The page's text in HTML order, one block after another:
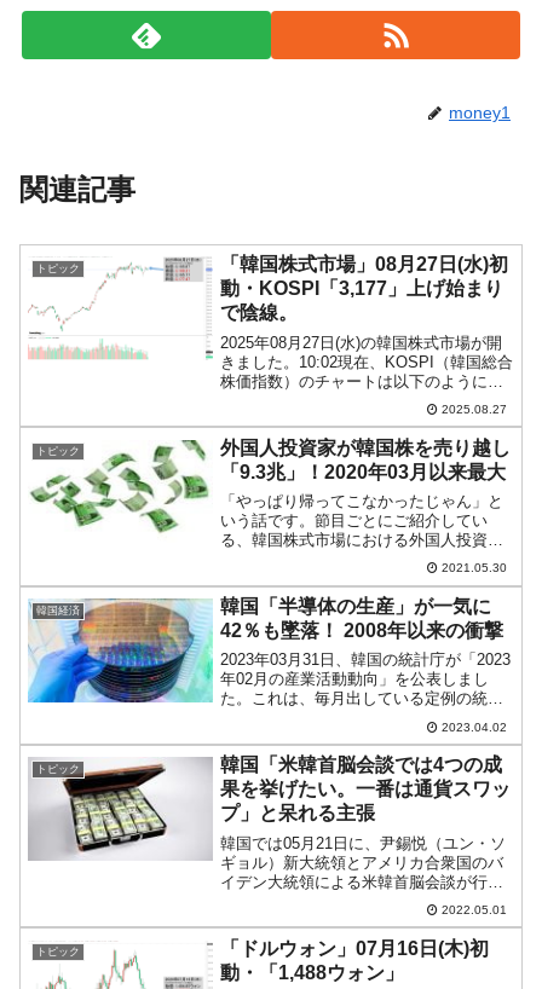
money1
関連記事
トピック
「韓国株式市場」08月27日(水)初
動・KOSPI「3,177」上げ始まり
で陰線。
2025年08月27日(水)の韓国株式市場が開
きました。10:02現在、KOSPI（韓国総合
株価指数）のチャートは以下のようにな
『Investing.com』より引用）。投資家別
売買動向は以下です。⇒データ引用元：
『f...
2025.08.27
トピック
外国人投資家が韓国株を売り越し
「9.3兆」！2020年03月以来最大
「やっぱり帰ってこなかったじゃん」と
いう話です。節目ごとにご紹介してい
る、韓国株式市場における外国人投資家
の売買動向です。韓国の取引所の集計に
よれば、2021年05月01～30日の段階で、
外国人投資家は「9兆372億ウォン」（約
8,947億...
2021.05.30
韓国経済
韓国「半導体の生産」が一気に
42％も墜落！ 2008年以来の衝撃
2023年03月31日、韓国の統計庁が「2023
年02月の産業活動動向」を公表しまし
た。これは、毎月出している定例の統計
資料ですが、今回は見逃せないデータが
あります。⇒参照・引用元：『韓国 統計
庁』公式サイト「2023年02月の産業活動
動向...
2023.04.02
トピック
韓国「米韓首脳会談では4つの成
果を挙げたい。一番は通貨スワッ
プ」と呆れる主張
韓国では05月21日に、尹錫悦（ユン・ソ
ギョル）新大統領とアメリカ合衆国のバ
イデン大統領による米韓首脳会談が行わ
れる――と期待感が大きくなっていま
す。韓国メディア『ソウル経済』に、こ
の首脳会談で手に入れなければならない
ものを列挙した記事が出...
2022.05.01
トピック
「ドルウォン」07月16日(木)初
動・「1,488ウォン」